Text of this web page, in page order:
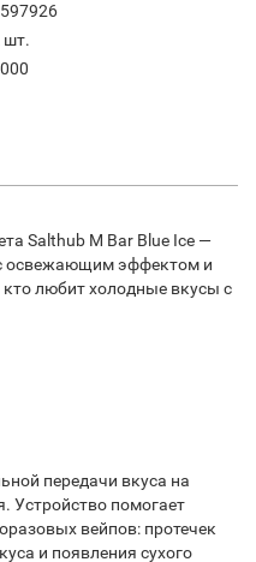
шт.
Salthub M Bar Blue Ice —
освежающим эффектом и
любит холодные вкусы с
передачи вкуса на
Устройство помогает
вейпов: протечек
и появления сухого